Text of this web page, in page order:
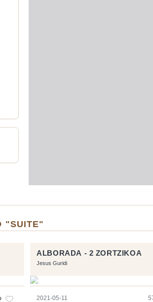
"SUITE"
ALBORADA - 2 ZORTZIKOA
Jesus Guridi
2021-05-11